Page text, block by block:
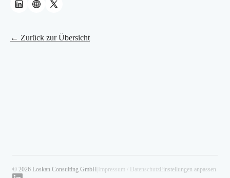
← Zurück zur Übersicht
© 2026 Loskan Consulting GmbH Impressum / Datenschutz Einstellungen anpassen